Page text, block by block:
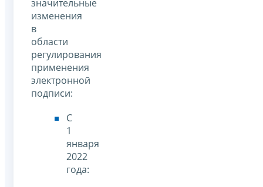
значительные
изменения
в
области
регулирования
применения
электронной
подписи:
С
1
января
2022
года: